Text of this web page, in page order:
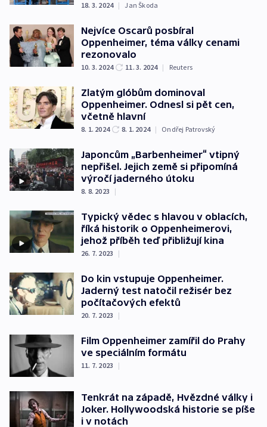
18. 3. 2024 | Jan Škoda
Nejvíce Oscarů posbíral
Oppenheimer, téma války cenami
rezonovalo
10. 3. 2024 11. 3. 2024 | Reuters
Zlatým glóbům dominoval
Oppenheimer. Odnesl si pět cen,
včetně hlavní
8. 1. 2024 8. 1. 2024 | Ondřej Patrovský
Japoncům „Barbenheimer“ vtipný
nepřišel. Jejich země si připomíná
výročí jaderného útoku
8. 8. 2023 |
Typický vědec s hlavou v oblacích,
říká historik o Oppenheimerovi,
jehož příběh teď přibližují kina
26. 7. 2023 |
Do kin vstupuje Oppenheimer.
Jaderný test natočil režisér bez
počítačových efektů
20. 7. 2023 |
Film Oppenheimer zamířil do Prahy
ve speciálním formátu
11. 7. 2023 |
Tenkrát na západě, Hvězdné války i
Joker. Hollywoodská historie se píše
i v notách